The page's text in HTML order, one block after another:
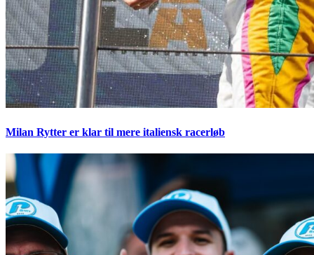
Milan Rytter er klar til mere italiensk racerløb